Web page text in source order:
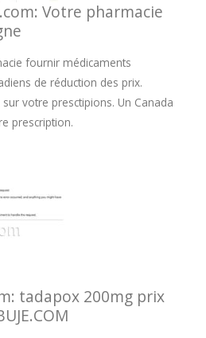
X
Z
Votre pharmacie
fournir médicaments
de réduction des prix.
votre presctipions. Un Canada
prescription.
tadapox 200mg prix